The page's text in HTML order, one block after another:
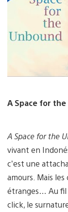
A Space for
A Space for the
vivant en
c’est une
amours. Mais
étranges… Au
click, le